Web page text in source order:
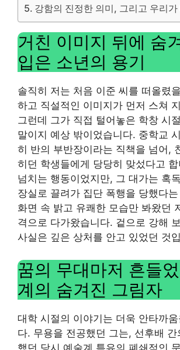
강함의 진정한 의미, 그리고 우리가
거친 이미지 뒤에 숨
입은 소년의 용기
솔직히 저는 처음 이준 씨를 떠올렸
하고 직설적인 이미지가 먼저 스쳐
그런데 그가 직접 털어놓은 학창 시
말이지 예상 밖이었습니다. 중학교
히 반의 부반장이라는 직책을 넘어,
히던 학생들에게 당당히 맞섰다고
넘치는 행동이었지만, 그 대가는 혹
장실로 끌려가 집단 폭행을 당했다
화면 속 밝고 유쾌한 모습만 봐왔던
격으로 다가왔습니다. 겉으로 강해
사실은 깊은 상처를 안고 있었던 것
꿈의 무대마저 흔들
계의 숨겨진 그림자
대학 시절의 이야기는 더욱 안타까
다. 무용을 전공했던 그는, 선후배 간
했던 당시 예술계 특유의 폐쇄적인